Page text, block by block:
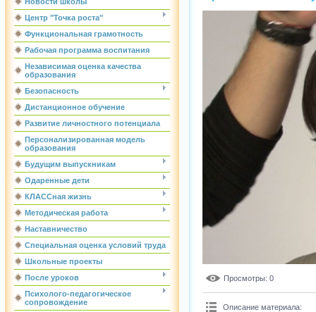
Центр "Точка роста"
Функциональная грамотность
Рабочая программа воспитания
Независимая оценка качества
образования
Безопасность
Дистанционное обучение
Развитие личностного потенциала
Персонализированная модель
образования
Будущим выпускникам
Одаренные дети
КЛАССная жизнь
Методическая работа
Наставничество
Специальная оценка условий труда
Школьные проекты
После уроков
Психолого-педагогическое
сопровождение
Просмотры: 0
Описание материала: